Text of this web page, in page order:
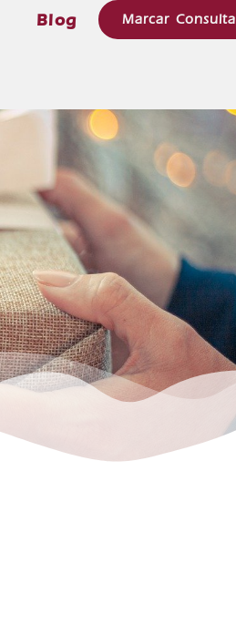
Blog Marcar Consulta